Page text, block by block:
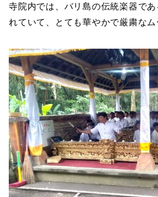
寺院内では、バリ島の伝統楽器であ
れていて、とても華やかで厳粛なム